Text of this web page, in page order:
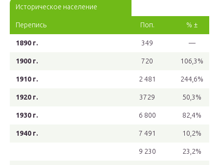
Историческое население
Перепись Поп. % ±
1890 г. 349 —
1900 г. 720 106,3%
1910 г. 2 481 244,6%
1920 г. 3729 50,3%
1930 г. 6 800 82,4%
1940 г. 7 491 10,2%
9 230 23,2%